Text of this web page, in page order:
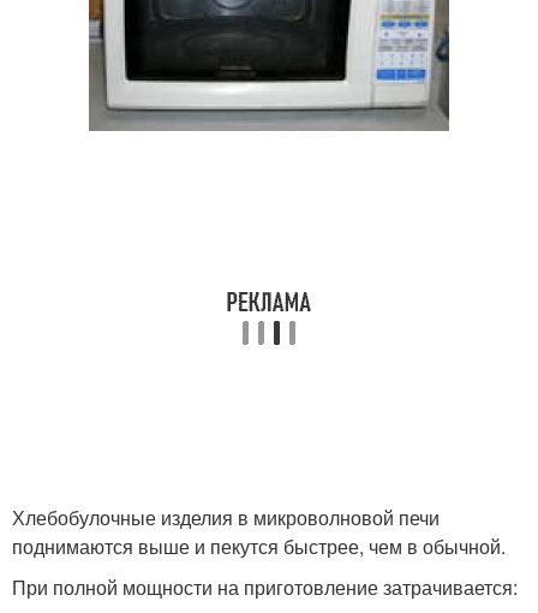
Хлебобулочные изделия в микроволновой печи
поднимаются выше и пекутся быстрее, чем в обычной.
При полной мощности на приготовление затрачивается: